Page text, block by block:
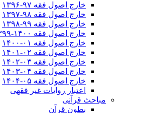
خارج اصول فقه ۹۷-۱۳۹۶
خارج اصول فقه ۹۸-۱۳۹۷
خارج اصول فقه ۹۹-۱۳۹۸
خارج اصول فقه ۱۴۰۰-۱۳۹۹
خارج اصول فقه ۰۱-۱۴۰۰
خارج اصول فقه ۰۲-۱۴۰۱
خارج اصول فقه ۰۳-۱۴۰۲
خارج اصول فقه ۰۴-۱۴۰۳
خارج اصول فقه ۰۵-۱۴۰۴
اعتبار روایات غیر فقهی
مباحث قرآنی
بطون قرآن